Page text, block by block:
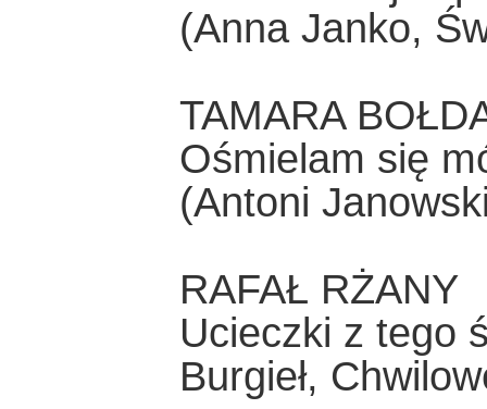
(Anna Janko,
TAMARA
Ośmielam się
(Antoni
RAFAŁ RŻANY
Ucieczki z tego
Burgieł,